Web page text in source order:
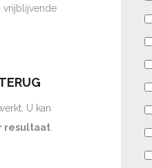
U kan
resultaat